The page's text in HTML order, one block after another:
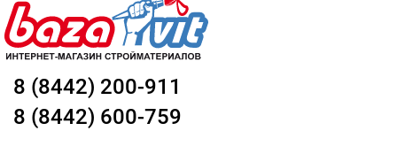
8 (8442) 200-911
8 (8442) 600-759